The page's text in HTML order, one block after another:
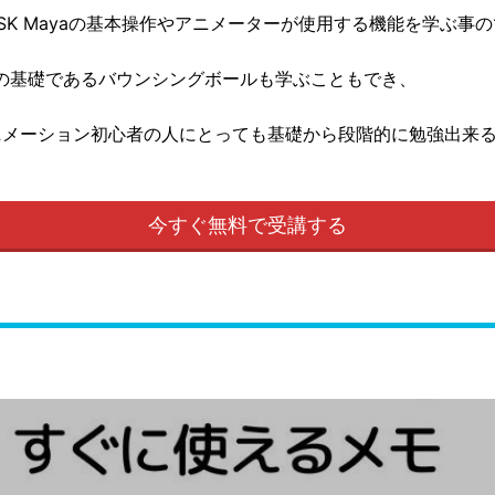
Mayaの基本操作やアニメーターが使用する機能を学ぶ事
礎であるバウンシングボールも学ぶこともでき、
ーション初心者の人にとっても基礎から段階的に勉強出来
今すぐ無料で受講する